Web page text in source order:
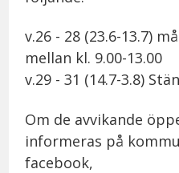
v.26 - 28 (23.6-13.7)
mellan kl. 9.00-13.00
v.29 - 31 (14.7-3.8)
Om de avvikande
informeras på
facebook,